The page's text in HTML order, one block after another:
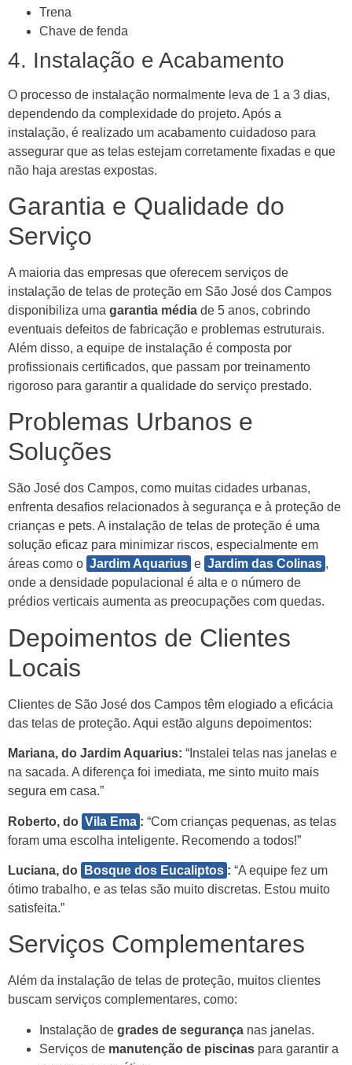
Trena
Chave de fenda
4. Instalação e Acabamento
O processo de instalação normalmente leva de 1 a 3 dias,
dependendo da complexidade do projeto. Após a
instalação, é realizado um acabamento cuidadoso para
assegurar que as telas estejam corretamente fixadas e que
não haja arestas expostas.
Garantia e Qualidade do
Serviço
A maioria das empresas que oferecem serviços de
instalação de telas de proteção em São José dos Campos
disponibiliza uma garantia média de 5 anos, cobrindo
eventuais defeitos de fabricação e problemas estruturais.
Além disso, a equipe de instalação é composta por
profissionais certificados, que passam por treinamento
rigoroso para garantir a qualidade do serviço prestado.
Problemas Urbanos e
Soluções
São José dos Campos, como muitas cidades urbanas,
enfrenta desafios relacionados à segurança e à proteção de
crianças e pets. A instalação de telas de proteção é uma
solução eficaz para minimizar riscos, especialmente em
áreas como o Jardim Aquarius e Jardim das Colinas ,
onde a densidade populacional é alta e o número de
prédios verticais aumenta as preocupações com quedas.
Depoimentos de Clientes
Locais
Clientes de São José dos Campos têm elogiado a eficácia
das telas de proteção. Aqui estão alguns depoimentos:
Mariana, do Jardim Aquarius: “Instalei telas nas janelas e
na sacada. A diferença foi imediata, me sinto muito mais
segura em casa.”
Roberto, do Vila Ema : “Com crianças pequenas, as telas
foram uma escolha inteligente. Recomendo a todos!”
Luciana, do Bosque dos Eucaliptos : “A equipe fez um
ótimo trabalho, e as telas são muito discretas. Estou muito
satisfeita.”
Serviços Complementares
Além da instalação de telas de proteção, muitos clientes
buscam serviços complementares, como:
Instalação de grades de segurança nas janelas.
Serviços de manutenção de piscinas para garantir a